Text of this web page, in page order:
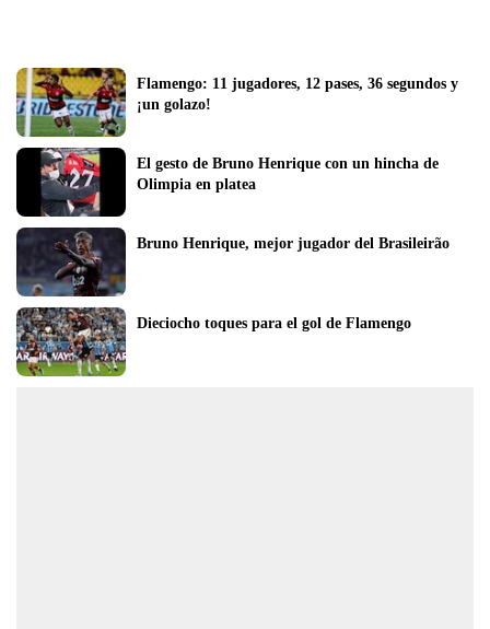
Flamengo: 11 jugadores, 12 pases, 36 segundos y
¡un golazo!
El gesto de Bruno Henrique con un hincha de
Olimpia en platea
Dieciocho toques para el gol de Flamengo